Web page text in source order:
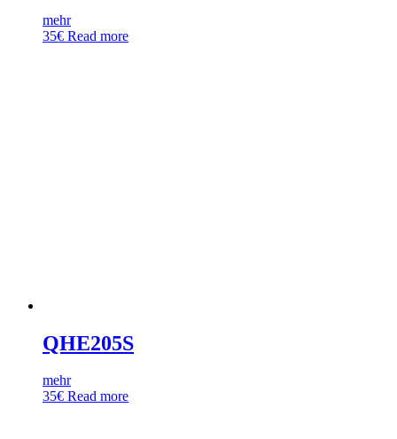
mehr
35€ Read more
QHE205S
mehr
35€ Read more